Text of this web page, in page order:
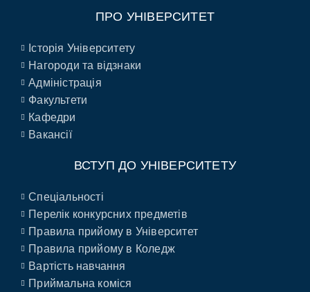
ПРО УНІВЕРСИТЕТ
Історія Університету
Нагороди та відзнаки
Адміністрація
Факультети
Кафедри
Вакансії
ВСТУП ДО УНІВЕРСИТЕТУ
Спеціальності
Перелік конкурсних предметів
Правила прийому в Університет
Правила прийому в Коледж
Вартість навчання
Приймальна коміся